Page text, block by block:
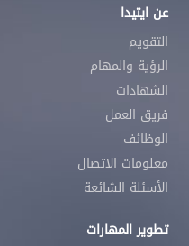
عن ايتيدا
التقويم
الرؤية والمهام
الشهادات
فريق العمل
الوظائف
معلومات الاتصال
الأسئلة الشائعة
تطوير المهارات